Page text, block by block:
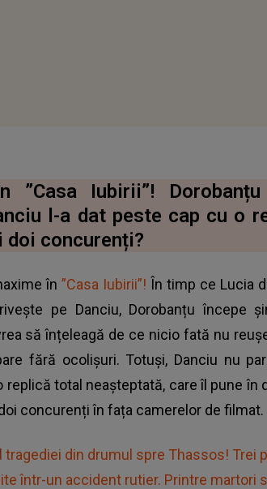
”Casa Iubirii”!
l-a dat peste cap cu o
doi concurenți?
în ”Casa Iubirii”! În timp ce Lucia
pe Danciu, Dorobanțu începe
să înțeleagă de ce nicio fată nu
fără ocolișuri. Totuși, Danciu nu
replică total neașteptată, care îl pune în
concurenți în fața camerelor de filmat.
tragediei din drumul spre Thassos! Trei
într-un accident rutier. Printre martori